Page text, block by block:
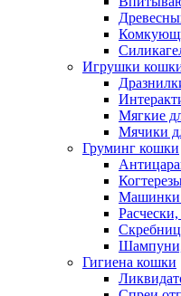
Игрушки
Мягкие
Мячики
Груминг кошки
Машинки
Гигиена кошки